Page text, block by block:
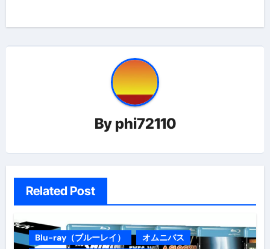
ゲ
By phi72110
Related Post
Blu-ray（ブルーレイ）
オムニバス